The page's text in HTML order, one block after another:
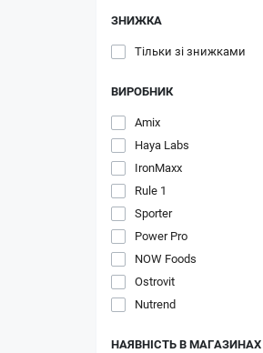
ЗНИЖКА
Тільки зі знижками
ВИРОБНИК
Amix
Haya Labs
IronMaxx
Rule 1
Sporter
Power Pro
NOW Foods
Ostrovit
Nutrend
НАЯВНІСТЬ В МАГАЗИНАХ